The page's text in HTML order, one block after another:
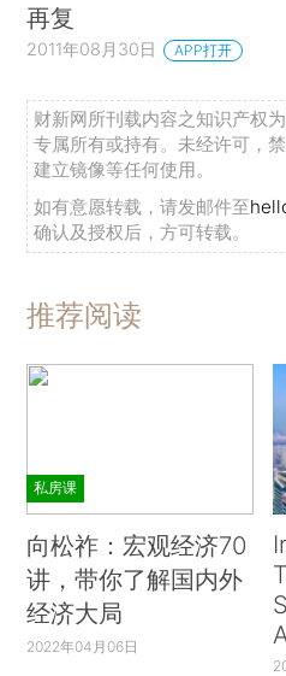
再复
2011年08月30日 APP打开
财新网所刊载内容之知识产权
专属所有或持有。未经许可，
建立镜像等任何使用。
如有意愿转载，请发邮件至
确认及授权后，方可转载。
推荐阅读
私房课
向松祚：宏观经济70
讲，带你了解国内外
经济大局
2022年04月06日